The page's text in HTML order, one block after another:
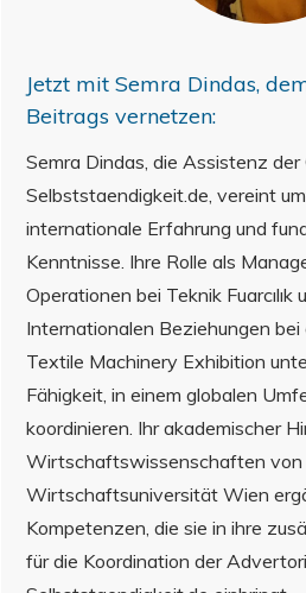
Jetzt mit Semra Dindas,
Beitrags vernetzen:
Semra Dindas, die Assistenz
Selbststaendigkeit.de, vereint
internationale Erfahrung und
Kenntnisse. Ihre Rolle als
Operationen bei Teknik
Internationalen Beziehungen
Textile Machinery Exhibition
Fähigkeit, in einem globalen
koordinieren. Ihr akademischer
Wirtschaftswissenschaften von
Wirtschaftsuniversität Wien
Kompetenzen, die sie in ihre
für die Koordination der